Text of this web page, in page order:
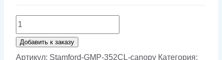
Количество
товара
Генератор
Добавить к заказу
Артикул: Stamford-GMP-352CL-canopy Категория: